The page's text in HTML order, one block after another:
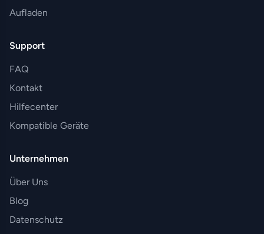
Aufladen
Support
FAQ
Kontakt
Hilfecenter
Kompatible Geräte
Unternehmen
Über Uns
Blog
Datenschutz